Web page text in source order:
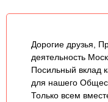
Дорогие друзья,
деятельность
Посильный вклад
для нашего
Только всем